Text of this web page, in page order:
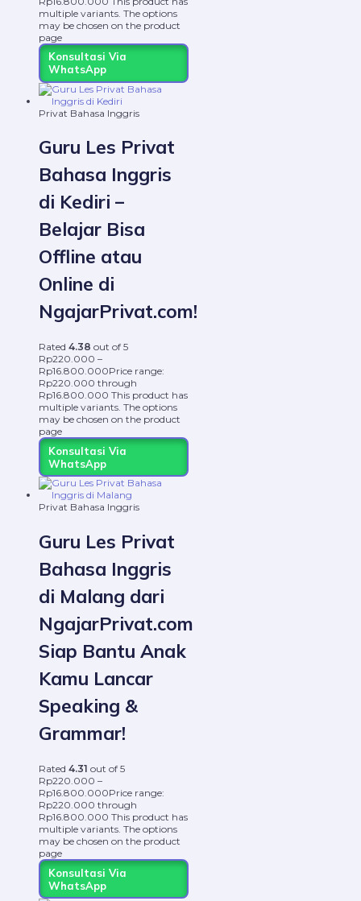
multiple variants. The options
may be chosen on the product
page
Konsultasi Via
WhatsApp
Privat Bahasa Inggris
Guru Les Privat
Bahasa Inggris
di Kediri –
Belajar Bisa
Offline atau
Online di
NgajarPrivat.com!
Rated 4.38 out of 5
Rp220.000 –
Rp16.800.000Price range:
Rp220.000 through
Rp16.800.000 This product has
multiple variants. The options
may be chosen on the product
page
Konsultasi Via
WhatsApp
Privat Bahasa Inggris
Guru Les Privat
Bahasa Inggris
di Malang dari
NgajarPrivat.com
Siap Bantu Anak
Kamu Lancar
Speaking &
Grammar!
Rated 4.31 out of 5
Rp220.000 –
Rp16.800.000Price range:
Rp220.000 through
Rp16.800.000 This product has
multiple variants. The options
may be chosen on the product
page
Konsultasi Via
WhatsApp